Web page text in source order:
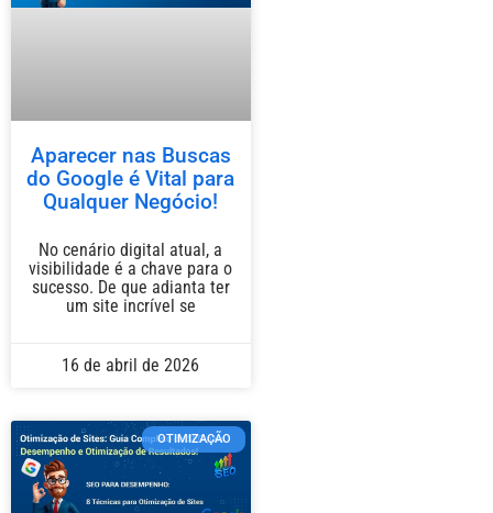
Aparecer nas Buscas
do Google é Vital para
Qualquer Negócio!
No cenário digital atual, a
visibilidade é a chave para o
sucesso. De que adianta ter
um site incrível se
16 de abril de 2026
OTIMIZAÇÃO